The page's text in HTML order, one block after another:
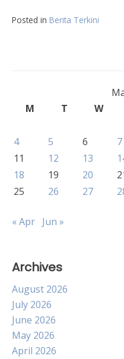
Posted in Berita Terkini
M
T W
4
5 6 7
11
12 13
18
19 20
25
26 27
« Apr Jun »
Archives
August 2026
July 2026
June 2026
May 2026
April 2026